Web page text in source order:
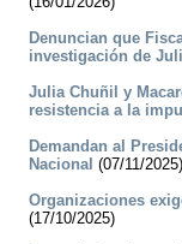
Denuncian que
investigación de
Julia Chuñil y
resistencia a la
Demandan al
Nacional (07/11/2025)
Organizaciones
(17/10/2025)